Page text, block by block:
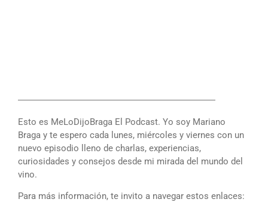
――――――――――――――――――――――
Esto es MeLoDijoBraga El Podcast. Yo soy Mariano
Braga y te espero cada lunes, miércoles y viernes con un
nuevo episodio lleno de charlas, experiencias,
curiosidades y consejos desde mi mirada del mundo del
vino.
Para más información, te invito a navegar estos enlaces: